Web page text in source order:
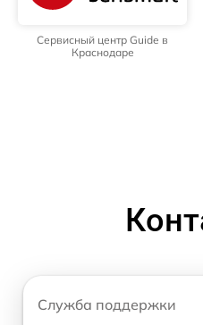
Сервисный центр Guide в
Краснодаре
Служба поддержки